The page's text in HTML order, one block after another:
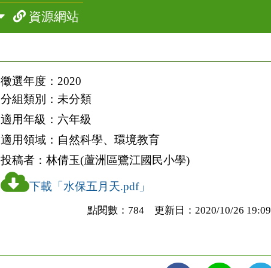
資源網站
徵選年度： 2020
分組類別： 未分類
適用年級： 六年級
適用領域： 自然科學、環境教育
投稿者： 林倩玉(蘆洲區鷺江國民小學)
下載「水保五月天.pdf」
點閱數：784 更新日：2020/10/26 19:09